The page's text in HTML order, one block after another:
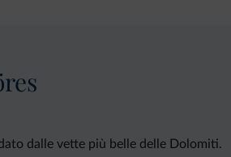
dalle vette più belle delle Dolomiti.